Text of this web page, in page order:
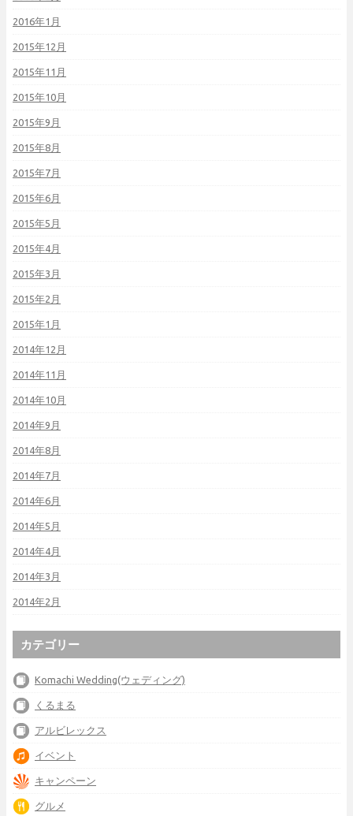
2016年1月
2015年12月
2015年11月
2015年10月
2015年9月
2015年8月
2015年7月
2015年6月
2015年5月
2015年4月
2015年3月
2015年2月
2015年1月
2014年12月
2014年11月
2014年10月
2014年9月
2014年8月
2014年7月
2014年6月
2014年5月
2014年4月
2014年3月
2014年2月
カテゴリー
Komachi Wedding(ウェディング)
くるまる
アルビレックス
イベント
キャンペーン
グルメ